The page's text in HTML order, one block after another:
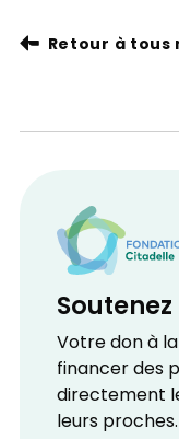
Retour à tous
Votre don à
financer des
directement
leurs proches.